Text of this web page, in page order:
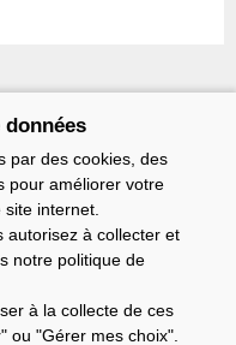
par des cookies, des
pour améliorer votre
internet.
autorisez à collecter et
notre politique de
à la collecte de ces
ou "Gérer mes choix".